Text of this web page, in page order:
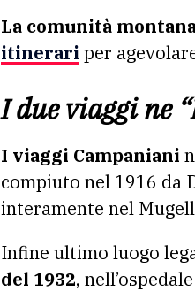
La comunità
itinerari per
I due viaggi ne
I viaggi Campaniani
compiuto nel 1916 da
interamente nel
Infine ultimo luogo
del 1932,